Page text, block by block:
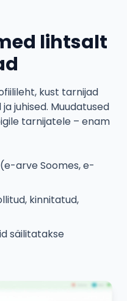
lihtsalt
kust tarnijad
juhised. Muudatused
tarnijatele – enam
arve Soomes, e-
kinnitatud,
säilitatakse